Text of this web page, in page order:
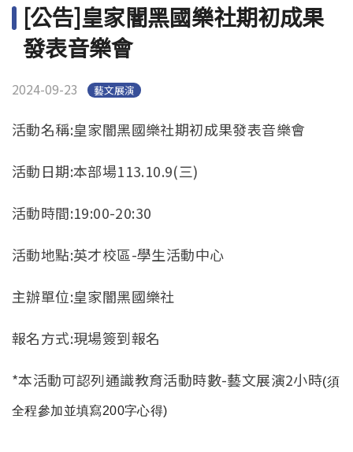
活動集錦
[公告]皇家闇黑國樂社期初成果
發表音樂會
2024-09-23 藝文展演
活動名稱:皇家闇黑國樂社期初成果發表音樂會
活動日期:本部場113.10.9(三)
活動時間:19:00-20:30
活動地點:英才校區-學生活動中心
主辦單位:皇家闇黑國樂社
報名方式:現場簽到報名
*本活動可認列通識教育活動時數-藝文展演2小時(須
全程參加並填寫200字心得)